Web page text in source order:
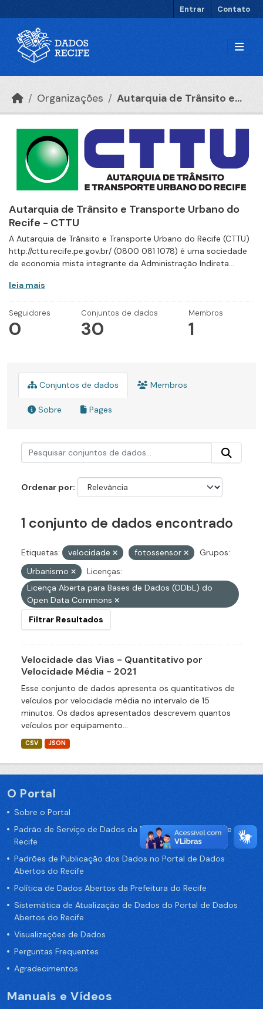
Entrar Contato
Organizações Autarquia de Trânsito e...
Autarquia de Trânsito e Transporte Urbano do
Recife - CTTU
A Autarquia de Trânsito e Transporte Urbano do Recife (CTTU)
http://cttu.recife.pe.gov.br/ (0800 081 1078) é uma sociedade
de economia mista integrante da Administração Indireta...
leia mais
Seguidores
0
Conjuntos de dados
30
Membros
1
Conjuntos de dados Membros
Sobre Pages
Ordenar por
1 conjunto de dados encontrado
Etiquetas: velocidade fotossensor
Grupos:
Urbanismo
Licenças:
Licença Aberta para Bases de Dados (ODbL) do
Open Data Commons
Filtrar Resultados
Velocidade das Vias - Quantitativo por
Velocidade Média - 2021
Esse conjunto de dados apresenta os quantitativos de
veículos por velocidade média no intervalo de 15
minutos. Os dados apresentados descrevem quantos
veículos por equipamento...
CSV JSON
O Portal
Sobre o Portal
Padrão de Serviço de Dados da Prefeitura da Cidade de
Recife
Padrões de Publicação dos Dados no Portal de Dados
Abertos do Recife
Política de Dados Abertos da Prefeitura do Recife
Sistemática de Atualização de Dados do Portal de Dados
Abertos do Recife
Visualizações de Dados
Perguntas Frequentes
Agradecimentos
Manuais e Vídeos